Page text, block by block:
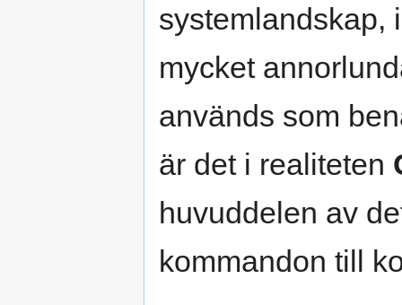
systemlandskap,
mycket
används som
är det i realiteten
huvuddelen av
kommandon till